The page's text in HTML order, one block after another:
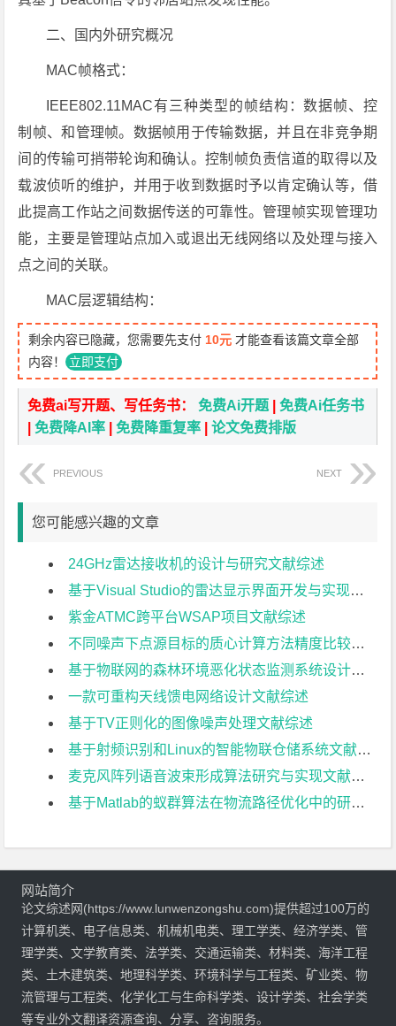
二、国内外研究概况
MAC帧格式：
IEEE802.11MAC有三种类型的帧结构：数据帧、控
制帧、和管理帧。数据帧用于传输数据，并且在非竞争期
间的传输可捎带轮询和确认。控制帧负责信道的取得以及
载波侦听的维护，并用于收到数据时予以肯定确认等，借
此提高工作站之间数据传送的可靠性。管理帧实现管理功
能，主要是管理站点加入或退出无线网络以及处理与接入
点之间的关联。
MAC层逻辑结构：
剩余内容已隐藏，您需要先支付 10元 才能查看该篇文章全部
内容！ 立即支付
免费ai写开题、写任务书：免费Ai开题 |免费Ai任务书
|免费降AI率 |免费降重复率 |论文免费排版
PREVIOUS NEXT
您可能感兴趣的文章
24GHz雷达接收机的设计与研究文献综述
基于Visual Studio的雷达显示界面开发与实现文献综述
紫金ATMC跨平台WSAP项目文献综述
不同噪声下点源目标的质心计算方法精度比较文献综述
基于物联网的森林环境恶化状态监测系统设计文献综述
一款可重构天线馈电网络设计文献综述
基于TV正则化的图像噪声处理文献综述
基于射频识别和Linux的智能物联仓储系统文献综述
麦克风阵列语音波束形成算法研究与实现文献综述
基于Matlab的蚁群算法在物流路径优化中的研究文献综述
网站简介
论文综述网(https://www.lunwenzongshu.com)提供超过100万的
计算机类、电子信息类、机械机电类、理工学类、经济学类、管
理学类、文学教育类、法学类、交通运输类、材料类、海洋工程
类、土木建筑类、地理科学类、环境科学与工程类、矿业类、物
流管理与工程类、化学化工与生命科学类、设计学类、社会学类
等专业外文翻译资源查询、分享、咨询服务。